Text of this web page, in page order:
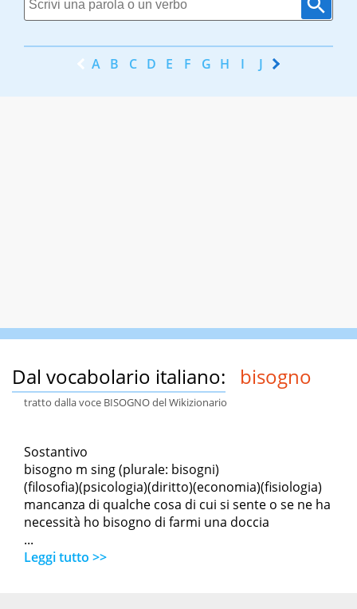
A B C D E F G H I J K
Dal vocabolario italiano: bisogno
tratto dalla voce BISOGNO del Wikizionario
Sostantivo
bisogno m sing (plurale: bisogni)
(filosofia)(psicologia)(diritto)(economia)(fisiologia)
mancanza di qualche cosa di cui si sente o se ne ha
necessità ho bisogno di farmi una doccia
...
Leggi tutto >>